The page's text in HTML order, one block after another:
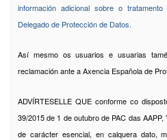
información adicional sobre o
Delegado de Protección de Datos.
Así mesmo os usuarios e usuarias
reclamación ante a Axencia Española de
ADVÍRTESELLE QUE conforme co
39/2015 de 1 de outubro de PAC das
de carácter esencial, en calquera dato,